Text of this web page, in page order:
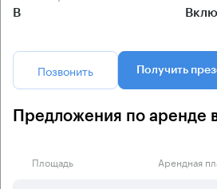
B
Позвонить Получить
Предложения по аренде
Площадь Арендная